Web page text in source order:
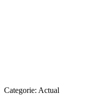
Categorie: Actual